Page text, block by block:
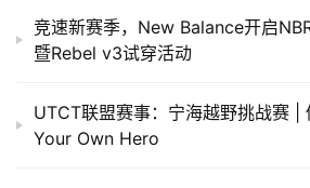
竞速新赛季，New Balance开启
暨Rebel v3试穿活动
UTCT联盟赛事：宁海越野挑战赛 |
Your Own Hero